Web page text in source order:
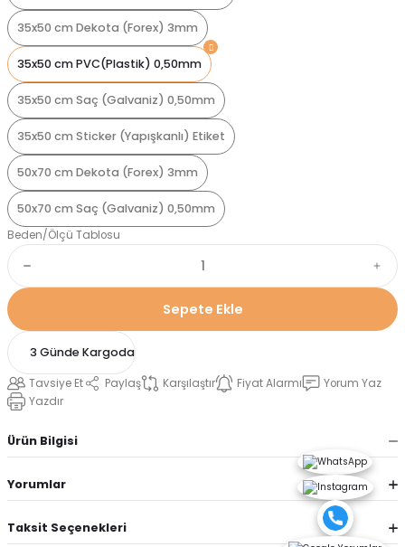
35x50 cm Dekota (Forex) 3mm
35x50 cm PVC(Plastik) 0,50mm
35x50 cm Saç (Galvaniz) 0,50mm
35x50 cm Sticker (Yapışkanlı) Etiket
50x70 cm Dekota (Forex) 3mm
50x70 cm Saç (Galvaniz) 0,50mm
Beden/Ölçü Tablosu
Sepete Ekle
3 Günde Kargoda
Tavsiye Et Paylaş Karşılaştır Fiyat Alarmı
Yorum Yaz
Yazdır
Ürün Bilgisi
Yorumlar
Taksit Seçenekleri